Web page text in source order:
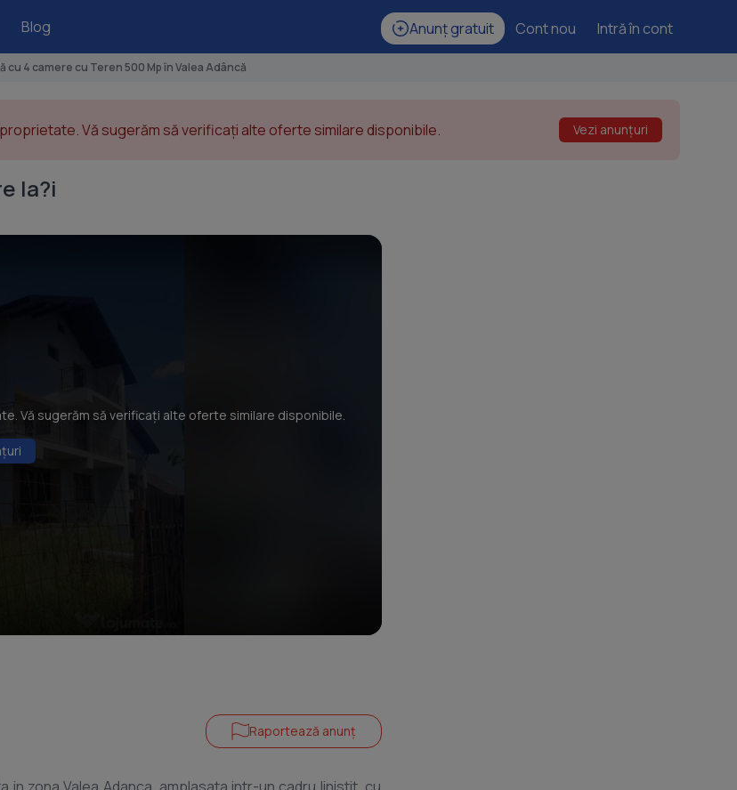
Blog Anunț gratuit Cont nou Intră în cont
cu 4 camere cu Teren 500 Mp în Valea Adâncă
Vă sugerăm să verificați alte oferte similare disponibile. Vezi anunțuri
Ia?i
Vă sugerăm să verificați alte oferte similare disponibile.
Raportează anunț